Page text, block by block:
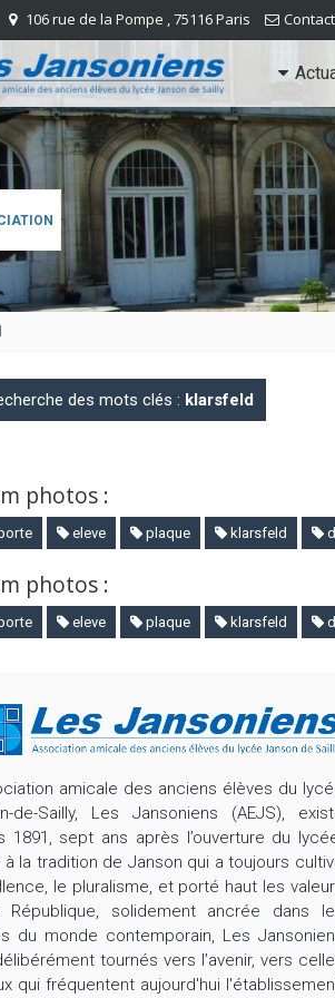
106 rue de la Pompe , 75116 Paris
des mots clés : klarsfeld
photos :
eleve plaque klarsfeld
photos :
eleve plaque klarsfeld
amicale des anciens élèves du
de-Sailly, Les Jansoniens (AEJS),
1891, sept ans après l’ouverture du
à la tradition de Janson qui a toujours
le pluralisme, et porté haut les
solidement ancrée dans
du monde contemporain, Les
tournés vers l’avenir, vers
qui fréquentent aujourd'hui